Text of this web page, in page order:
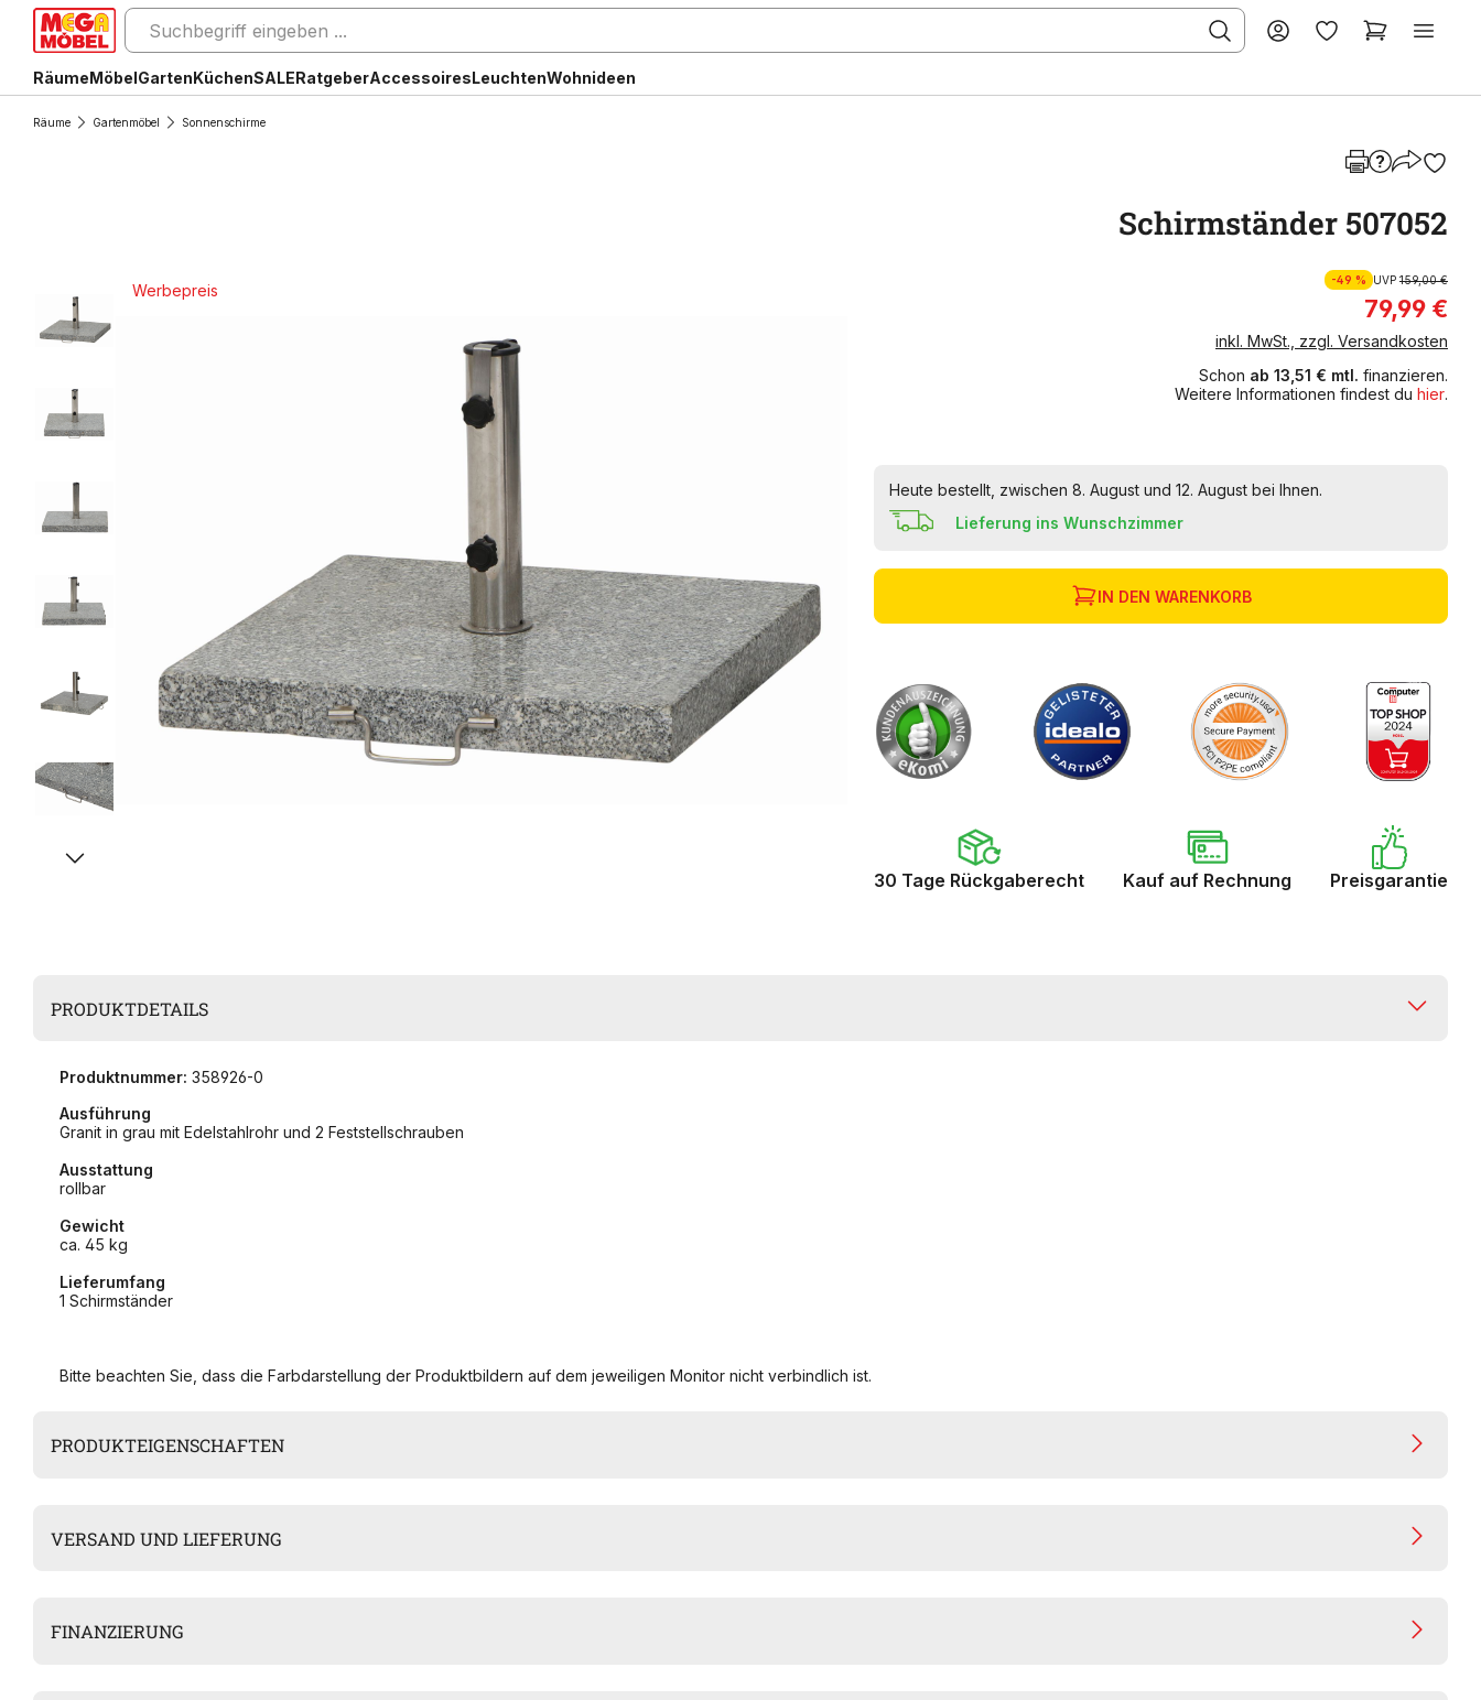
RäumeMöbelGartenKüchenSALERatgeberAccessoiresLeuchtenWohnideen
Räume Gartenmöbel Sonnenschirme
Werbepreis
Schirmständer 507052
-49 % UVP 159,00 €
79,99 €
inkl. MwSt., zzgl. Versandkosten
Schon ab 13,51 € mtl. finanzieren.
Weitere Informationen findest du hier.
Heute bestellt, zwischen 8. August und 12. August bei Ihnen.
Lieferung ins Wunschzimmer
IN DEN WARENKORB
30 Tage Rückgaberecht Kauf auf Rechnung Preisgarantie
PRODUKTDETAILS
Produktnummer: 358926-0
Ausführung
Granit in grau mit Edelstahlrohr und 2 Feststellschrauben
Ausstattung
rollbar
Gewicht
ca. 45 kg
Lieferumfang
1 Schirmständer
Bitte beachten Sie, dass die Farbdarstellung der Produktbildern auf dem jeweiligen Monitor nicht verbindlich ist.
PRODUKTEIGENSCHAFTEN
VERSAND UND LIEFERUNG
FINANZIERUNG